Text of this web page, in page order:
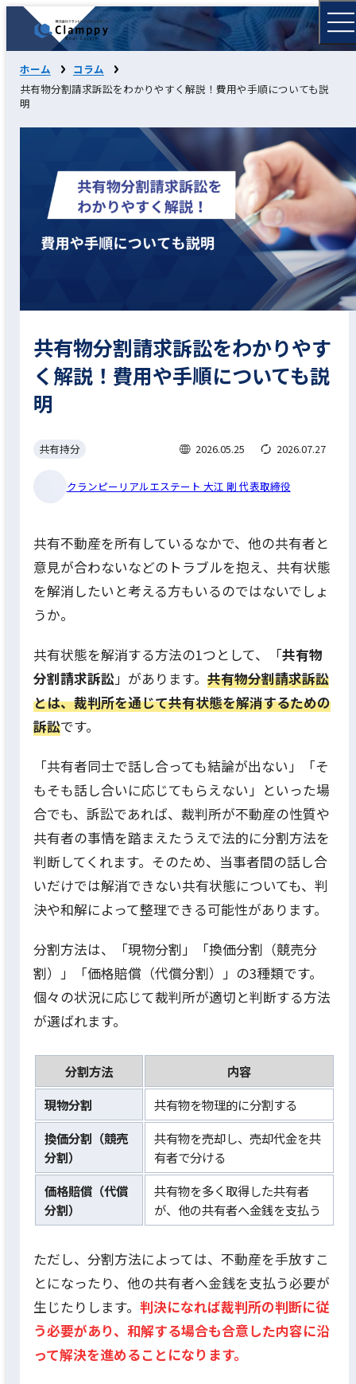
ホーム
コラム
共有物分割請求訴訟をわかりやすく解説！費用や手順についても説
明
共有物分割請求訴訟をわかりやす
く解説！費用や手順についても説
明
共有持分 2026.05.25 2026.07.27
クランピーリアルエステート 大江 剛 代表取締役
共有不動産を所有しているなかで、他の共有者と
意見が合わないなどのトラブルを抱え、共有状態
を解消したいと考える方もいるのではないでしょ
うか。
共有状態を解消する方法の1つとして、「共有物
分割請求訴訟」があります。 共有物分割請求訴訟
とは、裁判所を通じて共有状態を解消するための
訴訟です。
「共有者同士で話し合っても結論が出ない」「そ
もそも話し合いに応じてもらえない」といった場
合でも、訴訟であれば、裁判所が不動産の性質や
共有者の事情を踏まえたうえで法的に分割方法を
判断してくれます。そのため、当事者間の話し合
いだけでは解消できない共有状態についても、判
決や和解によって整理できる可能性があります。
分割方法は、「現物分割」「換価分割（競売分
割）」「価格賠償（代償分割）」の3種類です。
個々の状況に応じて裁判所が適切と判断する方法
が選ばれます。
分割方法
内容
現物分割
共有物を物理的に分割する
換価分割（競売
分割）
共有物を売却し、売却代金を共
有者で分ける
価格賠償（代償
分割）
共有物を多く取得した共有者
が、他の共有者へ金銭を支払う
ただし、分割方法によっては、不動産を手放すこ
とになったり、他の共有者へ金銭を支払う必要が
生じたりします。 判決になれば裁判所の判断に従
う必要があり、和解する場合も合意した内容に沿
って解決を進めることになります。